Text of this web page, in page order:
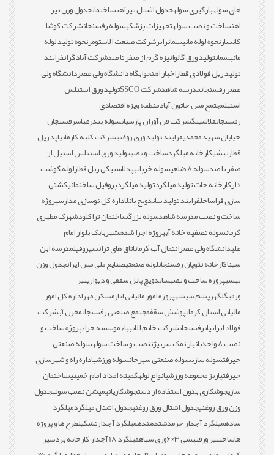
های سولهبارگیری سولهجدول اشتال تیرآهنساختمانجدول وزن تیر
اهنساخت و نصب سولهتجهیزات پزشکیسوله رفسنجانشرکت کوشا
کانسارنحوه لوله مانیسمانرابرشرکت صنعت الاستومرنحوه تولید لوله
مانیسمانتولید ورق گالوانیزه گرم از صفر تا صدشرکت آبادگرانفرایند
تولید ریل فولادی قطاراخبار اهنخوابگاه دانشگاه ولی عصردانشگاه ولی
عصر رفسنجانمدرسه شاهدشرکت SSCO
تولید ورق استنلس
استیلمجتمع مس خاتون آبادمنطقه ویژه اقتصادی
رفسنجانفلاشینگشرکت فن آوران پارسیانسوله بندرعباسرفسنجان
خیابان شهید محمدیفرایند تولید ورق روغنیشرکت کلبه کارمانیاپد ریل
قطارنبشیکارخانه میلگردساخت و نصبتولید ورق استنلس استیل از
صفر تا صدسوله 8 ضلعی سوله خرپاییپدلاستیکی ریل قطارلوله گوشت
دارکارخانه جات تولید میلگردتولید میلگردپروفیل ساختمانیکشتی
سازی فراساحلفرایند تولید ساندویچ پانلاداره کل نوسازی مدارسپروژه
ساخت و نصب مدرسه شاهدسوله بزرگساختمان تراکلودشهرک مطهری
کرمانسوله تصفیه خانه آبپروژه اجرا شدهشهربابک بلوار امام
علیدانشگاه ولی عصرانتقال آب کرماناتاق های ترانسپروفیلمدرسه ابن
سیناکارخانه نئوپان رفسنجانلوله صنعتیصنایع ملی مس ایرانجدول وزن
نبشیپروژه ساخت و نصبساندویچ پانل سقفی و دیواریتیر
ورقیگلگهرپشم شیشهپروژه امور مالیاتی انارمسکن مهراداره کل امور
مالیاتی استان کرمانپوشش سقفمجتمع صنعتی رفسنجانمخزن آبشرکت
فولاد ایرانیانرفسنجانشرکت خاتم الانبیاء موسسه حراءپروژه ساخت و
نصب 8 واحدی
انبار نمک سربیژننصب و ساخت سولهسوله صنعتی
جیرفتسوله سازیسوله صنعتی سیرجانسوله ورزشیاداره راه و شهرسازی
جیرفتپاریز مجموعه ورزشیانواع لولهکمیته امداد امام خمینیساختمان
سازیجوشکاری بدون استفاده از دستجوشکاریانیمیشن نصب سولهجدول
وزن ورق روغنیجدول اشتال ورق روغنیجدول اشتال میلگردمیلگرد
سادهمیلگرد آجدار خرمدشتدهندهمیلگرد آجدارتشکیلطرح ها و پروژه
هاساختتیر ورقنبشی 3×6 ورق سیاه
میلگرد 18 آجدار کارخانه بردسیر